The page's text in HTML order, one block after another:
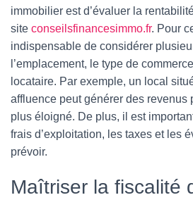
immobilier est d’évaluer la
site conseilsfinancesimmo.fr. Pour
indispensable de considérer
l’emplacement, le type de
locataire. Par exemple, un local
affluence peut générer des revenus
plus éloigné. De plus, il est
frais d’exploitation, les taxes et les
prévoir.
Maîtriser la fiscalité